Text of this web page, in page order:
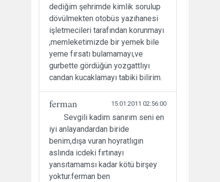
dediğim şehrimde kimlik sorulup
dövülmekten otobüs yazıhanesi
işletmecileri tarafından korunmayı
,memleketimizde bir yemek bile
yeme fırsatı bulamamayı,ve
gurbette gördüğün yozgattlıyı
candan kucaklamayı tabiki bilirim.
ferman 15.01.2011 02:56:00
Sevgili kadim sanırım seni en
iyi anlayandardan biride
benim,dışa vuran hoyratlıgın
aslında icdeki fırtınayı
yansıtamamsı kadar kötü birşey
yoktur.ferman ben